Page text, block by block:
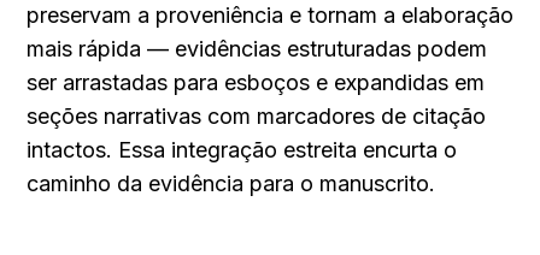
preservam a proveniência e tornam a elaboração
mais rápida — evidências estruturadas podem
ser arrastadas para esboços e expandidas em
seções narrativas com marcadores de citação
intactos. Essa integração estreita encurta o
caminho da evidência para o manuscrito.